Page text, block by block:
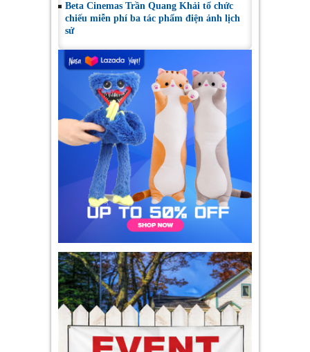
Beta Cinemas Trần Quang Khải tổ chức
chiếu miễn phí ba tác phẩm điện ảnh lịch
sử